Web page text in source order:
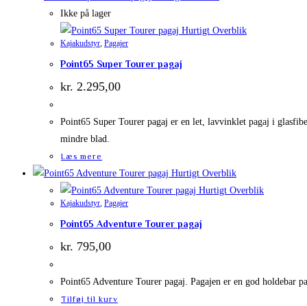
Ikke på lager
Hurtigt Overblik
Kajakudstyr, Pagajer
Point65 Super Tourer pagaj
kr. 2.295,00
Point65 Super Tourer pagaj er en let, lavvinklet pagaj i
mindre blad.
Læs mere
Hurtigt Overblik
Hurtigt Overblik
Kajakudstyr, Pagajer
Point65 Adventure Tourer pagaj
kr. 795,00
Point65 Adventure Tourer pagaj. Pagajen er en god holdebar
Tilføj til kurv